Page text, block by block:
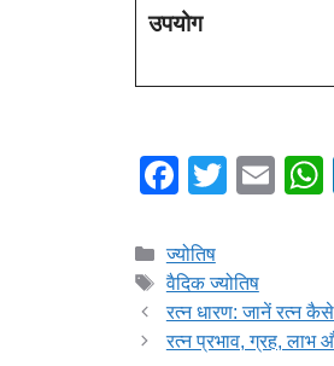
उपयोग
F
c
e
b
T
er
E
s
Categories
ज्योतिष
Tags
वैदिक ज्योतिष
रत्न धारण: जानें रत्न
रत्न प्रभाव, ग्रह, लाभ